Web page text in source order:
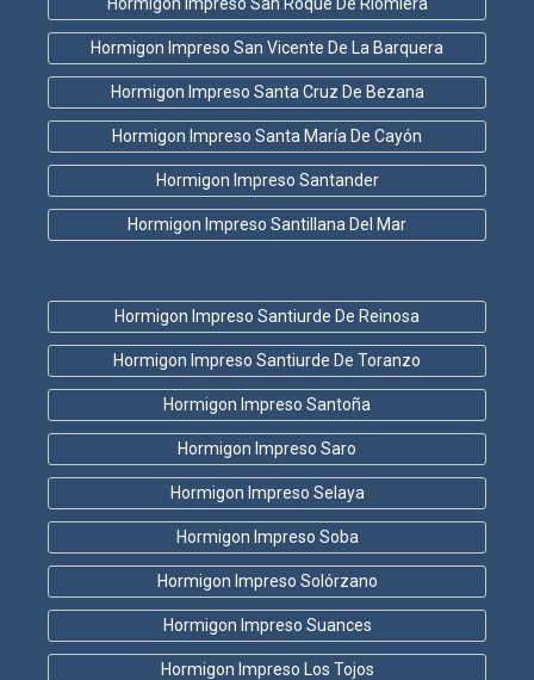
Hormigon Impreso San Vicente De La Barquera
Hormigon Impreso Santa Cruz De Bezana
Hormigon Impreso Santa María De Cayón
Hormigon Impreso Santander
Hormigon Impreso Santillana Del Mar
Hormigon Impreso Santiurde De Reinosa
Hormigon Impreso Santiurde De Toranzo
Hormigon Impreso Santoña
Hormigon Impreso Saro
Hormigon Impreso Selaya
Hormigon Impreso Soba
Hormigon Impreso Solórzano
Hormigon Impreso Suances
Hormigon Impreso Los Tojos